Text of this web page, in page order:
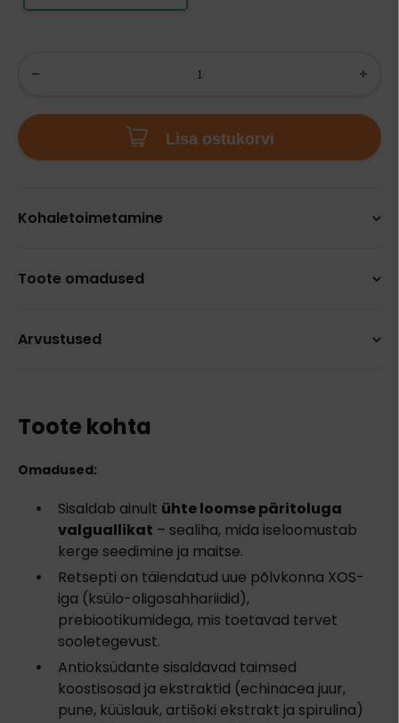
Lisa ostukorvi
Kohaletoimetamine
Toote omadused
Arvustused
Toote kohta
Omadused:
Sisaldab ainult ühte loomse päritoluga
valguallikat – sealiha, mida iseloomustab
kerge seedimine ja maitse.
Retsepti on täiendatud uue põlvkonna XOS-
iga (ksülo-oligosahhariidid),
prebiootikumidega, mis toetavad tervet
sooletegevust.
Antioksüdante sisaldavad taimsed
koostisosad ja ekstraktid (echinacea juur,
pune, küüslauk, artišoki ekstrakt ja spirulina)